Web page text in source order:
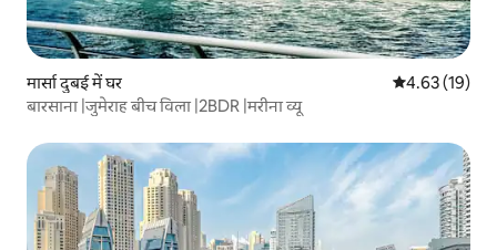
मार्सा दुबई में घर औसत रेटिंग 5 में
4.63 (19)
बारसाना |जुमेराह बीच विला |2BDR |मरीना व्यू